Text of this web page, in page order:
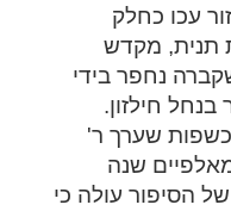
עכו כחלק
תנית, מקדש
נחפר בידי
בנחל חילזון.
שערך ר'
שנה
הסיפור עולה כי